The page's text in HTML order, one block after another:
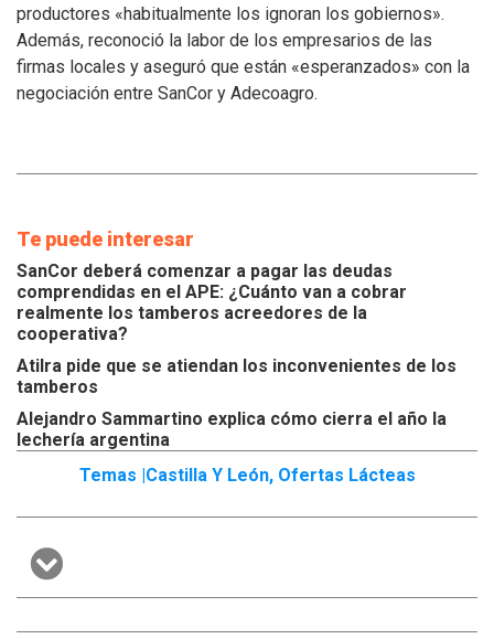
inconvenientes
de
los
tamberos
productores «habitualmente los ignoran los gobiernos».
Además, reconoció la labor de los empresarios de las
firmas locales y aseguró que están «esperanzados» con la
negociación entre SanCor y Adecoagro.
Te puede interesar
SanCor deberá comenzar a pagar las deudas
comprendidas en el APE: ¿Cuánto van a cobrar
realmente los tamberos acreedores de la
cooperativa?
Atilra pide que se atiendan los inconvenientes de los
tamberos
Alejandro Sammartino explica cómo cierra el año la
lechería argentina
Temas | Castilla Y León, Ofertas Lácteas